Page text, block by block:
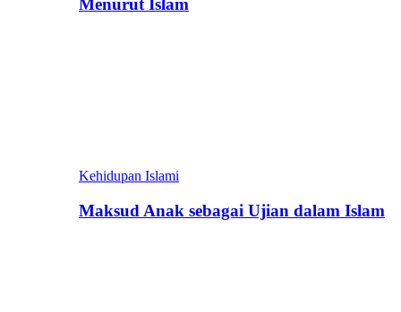
Kehidupan Islami
Maksud Anak sebagai Ujian dalam Islam